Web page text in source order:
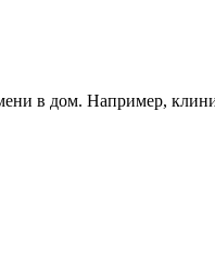
в дом. Например,